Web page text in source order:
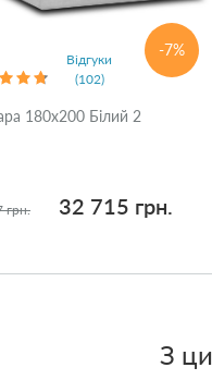
-7%
Відгуки
(102)
180x200 Білий 2
грн. 32 715 грн.
З